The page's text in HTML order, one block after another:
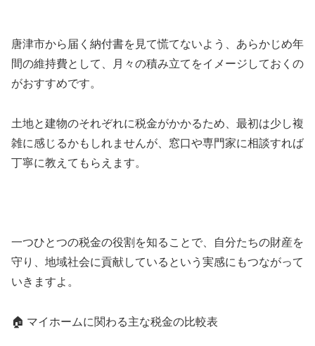
唐津市から届く納付書を見て慌てないよう、あらかじめ年
間の維持費として、月々の積み立てをイメージしておくの
がおすすめです。
土地と建物のそれぞれに税金がかかるため、最初は少し複
雑に感じるかもしれませんが、窓口や専門家に相談すれば
丁寧に教えてもらえます。
一つひとつの税金の役割を知ることで、自分たちの財産を
守り、地域社会に貢献しているという実感にもつながって
いきますよ。
🏠 マイホームに関わる主な税金の比較表